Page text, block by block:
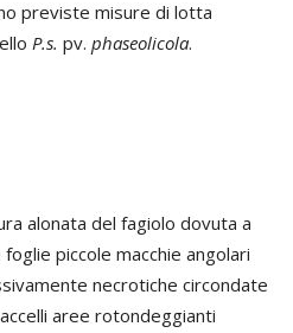
previste misure di lotta
P.s. pv. phaseolicola.
alonata del fagiolo dovuta a
piccole macchie angolari
necrotiche circondate
aree rotondeggianti